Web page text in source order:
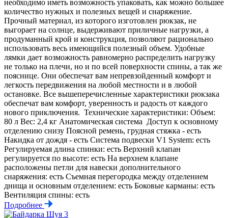
необходимо иметь возможность упаковать, как можно большее
количество нужных и полезных вещей и снаряжение.
Прочный материал, из которого изготовлен рюкзак, не
выгорает на солнце, выдерживают приличные нагрузки, а
продуманный крой и конструкция, позволяют рационально
использовать весь имеющийся полезный объем. Удобные
лямки дает возможность равномерно распределить нагрузку
не только на плечи, но и по всей поверхности спины, а так же
пояснице. Они обеспечат вам непревзойденный комфорт и
легкость передвижения на любой местности и в любой
остановке. Все вышеперечисленные характеристики рюкзака
обеспечат вам комфорт, уверенность и радость от каждого
нового приключения. Технические характеристики: Объем:
80 л Вес: 2,4 кг Анатомическая система Доступ к основному
отделению снизу Поясной ремень, грудная стяжка - есть
Накидка от дождя - есть Система подвески V1 System: есть
Регулируемая длина спинки: есть Верхний клапан
регулируется по высоте: есть На верхнем клапане
расположены петли для навески дополнительного
снаряжения: есть Съемная перегородка между отделением
днища и основным отделением: есть Боковые карманы: есть
Вентиляция спины: есть
Подробнее